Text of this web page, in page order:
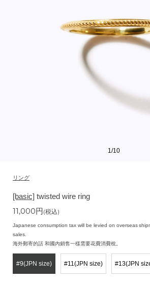
1 /10
リング
[basic] twisted wire ring
11,000円(税込)
Japanese consumption tax will be levied on overseas
sales.
海外郵寄的話 和國內銷售一樣需要花費消費稅。
#9(JPN size) #11(JPN size) #13(JPN